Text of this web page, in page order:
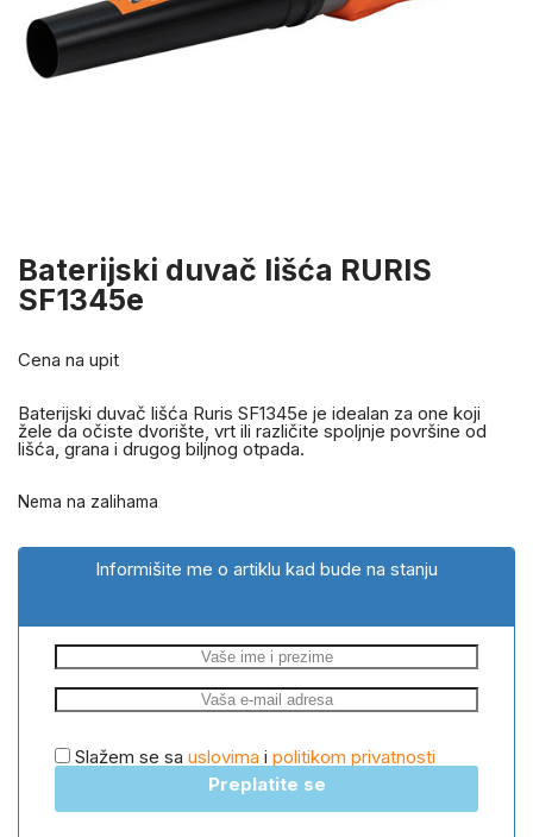
Baterijski duvač lišća RURIS
SF1345e
Cena na upit
Baterijski duvač lišća Ruris SF1345e je idealan za one koji
žele da očiste dvorište, vrt ili različite spoljnje površine od
lišća, grana i drugog biljnog otpada.
Nema na zalihama
Informišite me o artiklu kad bude na stanju
Slažem se sa uslovima i politikom privatnosti
Preplatite se